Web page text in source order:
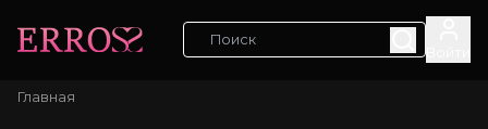
Главная